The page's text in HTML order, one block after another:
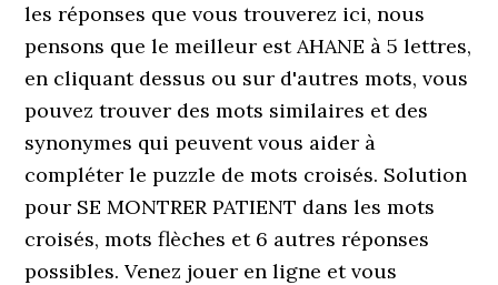
les réponses que vous trouverez ici, nous
pensons que le meilleur est AHANE à 5 lettres,
en cliquant dessus ou sur d'autres mots, vous
pouvez trouver des mots similaires et des
synonymes qui peuvent vous aider à
compléter le puzzle de mots croisés. Solution
pour SE MONTRER PATIENT dans les mots
croisés, mots flèches et 6 autres réponses
possibles. Venez jouer en ligne et vous